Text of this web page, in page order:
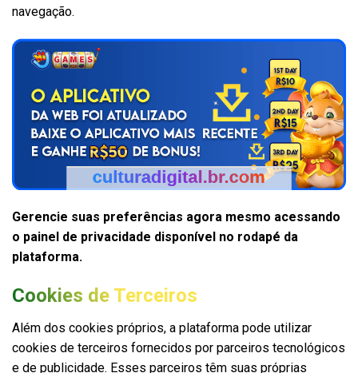
navegação.
Gerencie suas preferências agora mesmo acessando
o painel de privacidade disponível no rodapé da
plataforma.
Cookies de Terceiros
Além dos cookies próprios, a plataforma pode utilizar
cookies de terceiros fornecidos por parceiros tecnológicos
e de publicidade. Esses parceiros têm suas próprias